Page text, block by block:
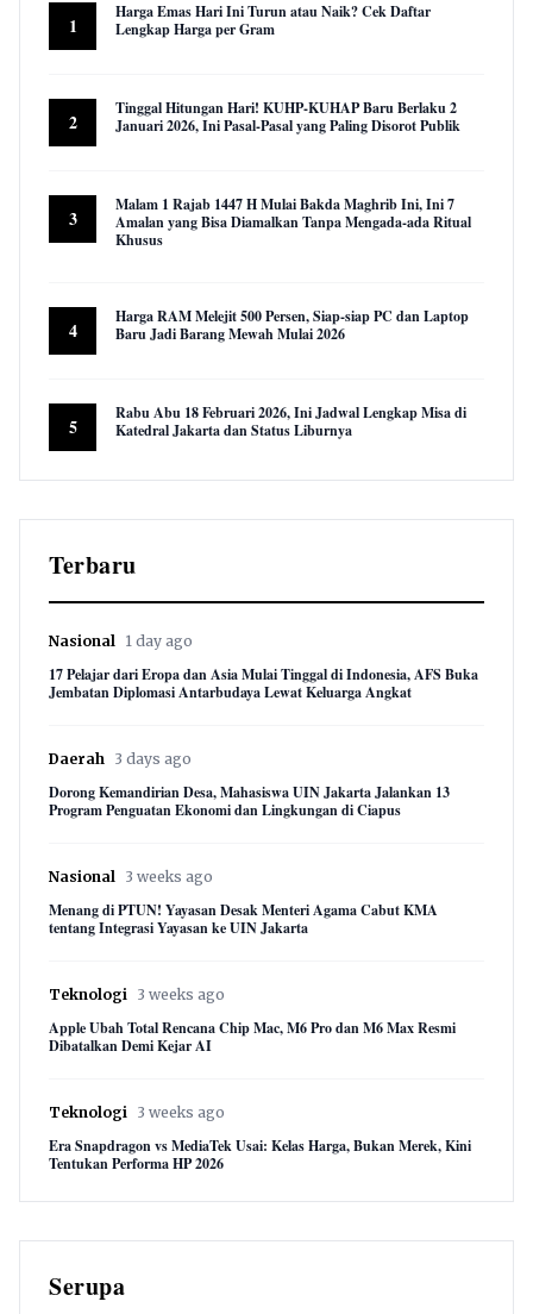
1
Harga Emas Hari Ini Turun atau Naik? Cek Daftar
Lengkap Harga per Gram
2
Tinggal Hitungan Hari! KUHP-KUHAP Baru Berlaku 2
Januari 2026, Ini Pasal-Pasal yang Paling Disorot Publik
3
Malam 1 Rajab 1447 H Mulai Bakda Maghrib Ini, Ini 7
Amalan yang Bisa Diamalkan Tanpa Mengada-ada Ritual
Khusus
4
Harga RAM Melejit 500 Persen, Siap-siap PC dan Laptop
Baru Jadi Barang Mewah Mulai 2026
5
Rabu Abu 18 Februari 2026, Ini Jadwal Lengkap Misa di
Katedral Jakarta dan Status Liburnya
Terbaru
Nasional 1 day ago
17 Pelajar dari Eropa dan Asia Mulai Tinggal di Indonesia, AFS Buka
Jembatan Diplomasi Antarbudaya Lewat Keluarga Angkat
Daerah 3 days ago
Dorong Kemandirian Desa, Mahasiswa UIN Jakarta Jalankan 13
Program Penguatan Ekonomi dan Lingkungan di Ciapus
Nasional 3 weeks ago
Menang di PTUN! Yayasan Desak Menteri Agama Cabut KMA
tentang Integrasi Yayasan ke UIN Jakarta
Teknologi 3 weeks ago
Apple Ubah Total Rencana Chip Mac, M6 Pro dan M6 Max Resmi
Dibatalkan Demi Kejar AI
Teknologi 3 weeks ago
Era Snapdragon vs MediaTek Usai: Kelas Harga, Bukan Merek, Kini
Tentukan Performa HP 2026
Serupa